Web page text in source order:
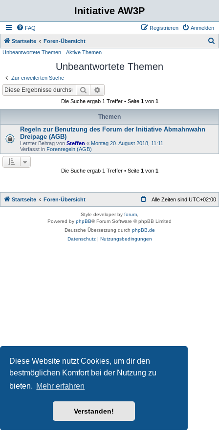
Diese Website nutzt Cookies, um dir den
bestmöglichen Komfort bei der Nutzung zu
bieten. Mehr erfahren
Verstanden!
Initiative AW3P
FAQ Anmelden
Registrieren
Startseite Foren-Übersicht
Unbeantwortete Themen Aktive Themen
Unbeantwortete Themen
Zur erweiterten Suche
Suche
Die Suche ergab 1 Treffer • Seite 1von 1
Themen
Regeln zur Benutzung des Forum der Initiative Abmahnwahn
Dreipage (AGB)
Letzter Beitrag von Steffen « Montag 20. August 2018, 11:11
Verfasst in Forenregeln (AGB)
Die Suche ergab 1 Treffer • Seite 1von 1
Startseite Foren-Übersicht Alle Zeiten sind UTC+02:00
Style developer by forum
Powered by phpBB® Forum Software © phpBB Limited
Deutsche Übersetzung durch phpBB.de
Datenschutz| Nutzungsbedingungen